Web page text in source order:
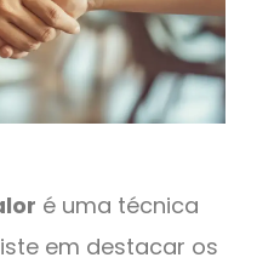
é uma técnica
em destacar os